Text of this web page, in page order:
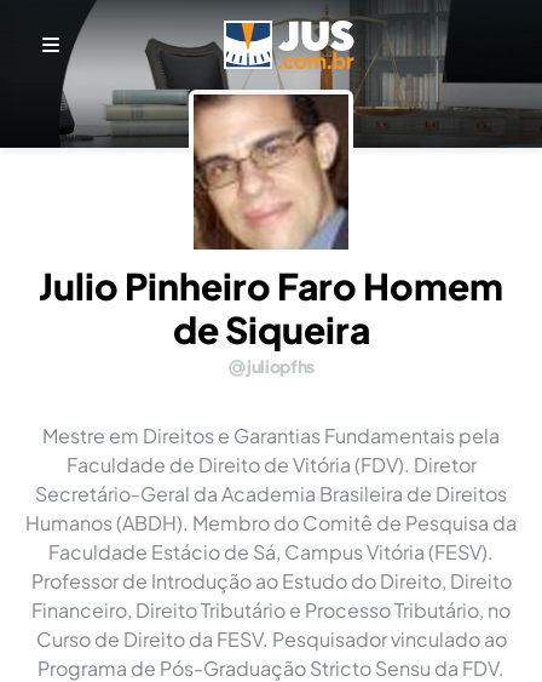
Julio Pinheiro Faro Homem
de Siqueira
juliopfhs
Mestre em Direitos e Garantias Fundamentais pela
Faculdade de Direito de Vitória (FDV). Diretor
Secretário-Geral da Academia Brasileira de Direitos
Humanos (ABDH). Membro do Comitê de Pesquisa da
Faculdade Estácio de Sá, Campus Vitória (FESV).
Professor de Introdução ao Estudo do Direito, Direito
Financeiro, Direito Tributário e Processo Tributário, no
Curso de Direito da FESV. Pesquisador vinculado ao
Programa de Pós-Graduação Stricto Sensu da FDV.